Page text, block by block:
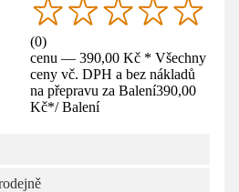
(0)
cenu — 390,00 Kč * Všechny
ceny vč. DPH a bez nákladů
na přepravu za Balení390,00
Kč*/ Balení